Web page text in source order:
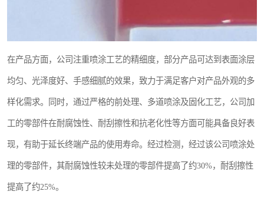
在产品方面，公司注重喷涂工艺的精细度，部分产品可达到表面涂层
均匀、光泽度好、手感细腻的效果，致力于满足客户对产品外观的多
样化需求。同时，通过严格的前处理、多道喷涂及固化工艺，公司加
工的零部件在耐腐蚀性、耐刮擦性和抗老化性等方面可能具备良好表
现，有助于延长终端产品的使用寿命。经过检测，经过该公司喷涂处
理的零部件，其耐腐蚀性较未处理的零部件提高了约30%，耐刮擦性
提高了约25%。